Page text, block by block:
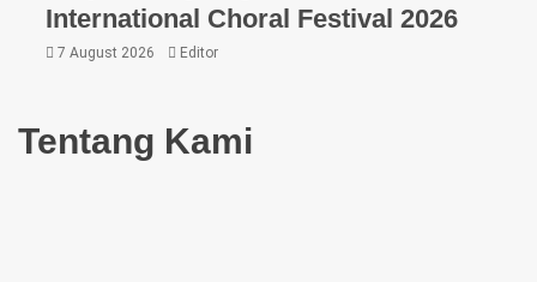
International Choral Festival 2026
7 August 2026 Editor
Tentang Kami